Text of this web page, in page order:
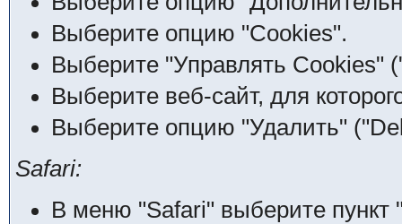
Выберите опцию "Cookies".
Выберите "Управлять Cookies"
Выберите веб-сайт, для
Выберите опцию "Удалить"
Safari:
В меню "Safari" выберите пункт